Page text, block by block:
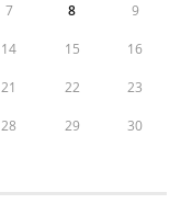
7 8 9
14 15 16
21 22 23
28 29 30